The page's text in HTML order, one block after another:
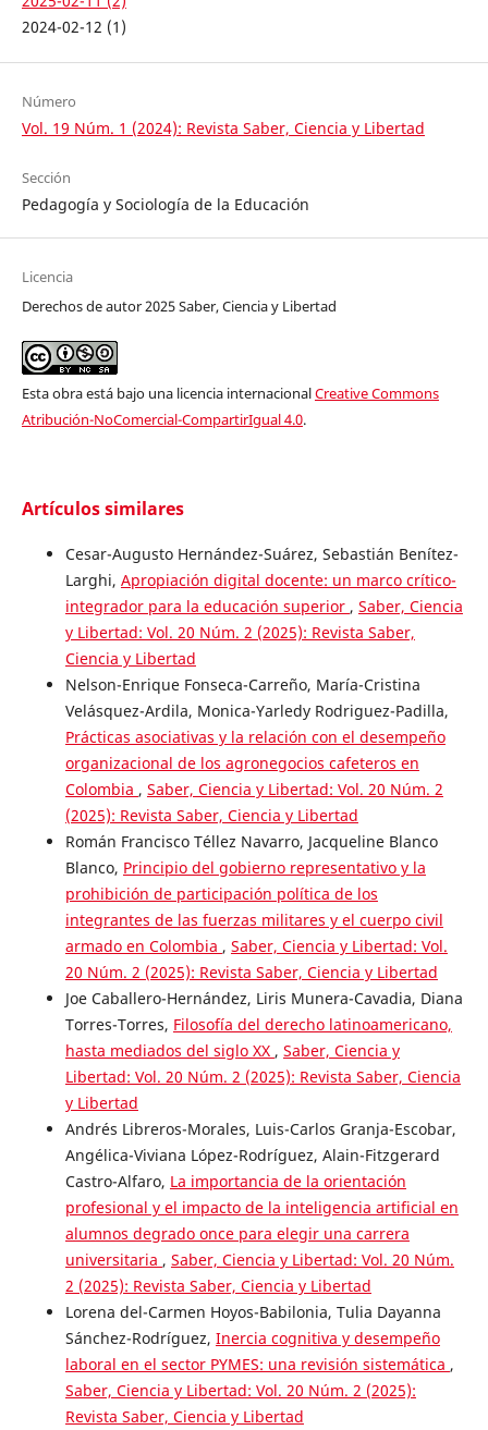
2024-02-12 (1)
Número
Vol. 19 Núm. 1 (2024): Revista Saber, Ciencia y Libertad
Sección
Pedagogía y Sociología de la Educación
Licencia
Derechos de autor 2025 Saber, Ciencia y Libertad
Esta obra está bajo una licencia internacionalCreative Commons
Atribución-NoComercial-CompartirIgual 4.0.
Artículos similares
Cesar-Augusto Hernández-Suárez, Sebastián Benítez-
Larghi, Apropiación digital docente: un marco crítico-
integrador para la educación superior , Saber, Ciencia
y Libertad: Vol. 20 Núm. 2 (2025): Revista Saber,
Ciencia y Libertad
Nelson-Enrique Fonseca-Carreño, María-Cristina
Velásquez-Ardila, Monica-Yarledy Rodriguez-Padilla,
Prácticas asociativas y la relación con el desempeño
organizacional de los agronegocios cafeteros en
Colombia , Saber, Ciencia y Libertad: Vol. 20 Núm. 2
(2025): Revista Saber, Ciencia y Libertad
Román Francisco Téllez Navarro, Jacqueline Blanco
Blanco, Principio del gobierno representativo y la
prohibición de participación política de los
integrantes de las fuerzas militares y el cuerpo civil
armado en Colombia , Saber, Ciencia y Libertad: Vol.
20 Núm. 2 (2025): Revista Saber, Ciencia y Libertad
Joe Caballero-Hernández, Liris Munera-Cavadia, Diana
Torres-Torres, Filosofía del derecho latinoamericano,
hasta mediados del siglo XX , Saber, Ciencia y
Libertad: Vol. 20 Núm. 2 (2025): Revista Saber, Ciencia
y Libertad
Andrés Libreros-Morales, Luis-Carlos Granja-Escobar,
Angélica-Viviana López-Rodríguez, Alain-Fitzgerard
Castro-Alfaro, La importancia de la orientación
profesional y el impacto de la inteligencia artificial en
alumnos degrado once para elegir una carrera
universitaria , Saber, Ciencia y Libertad: Vol. 20 Núm.
2 (2025): Revista Saber, Ciencia y Libertad
Lorena del-Carmen Hoyos-Babilonia, Tulia Dayanna
Sánchez-Rodríguez, Inercia cognitiva y desempeño
laboral en el sector PYMES: una revisión sistemática ,
Saber, Ciencia y Libertad: Vol. 20 Núm. 2 (2025):
Revista Saber, Ciencia y Libertad